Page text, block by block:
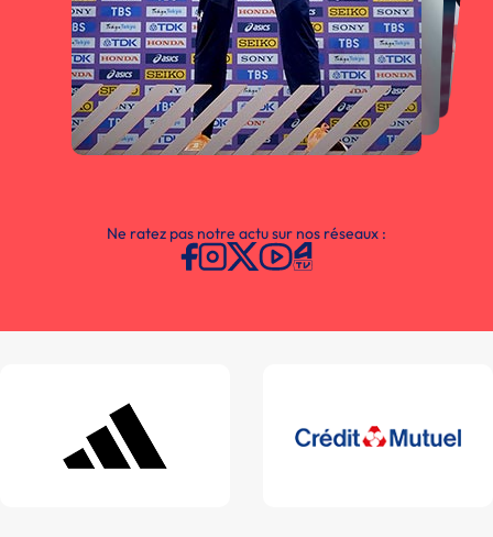
Ne ratez pas notre actu sur nos réseaux :